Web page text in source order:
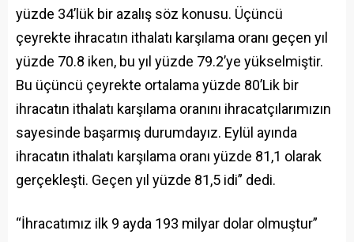
yüzde 34’lük bir azalış söz konusu. Üçüncü
çeyrekte ihracatın ithalatı karşılama oranı geçen yıl
yüzde 70.8 iken, bu yıl yüzde 79.2’ye yükselmiştir.
Bu üçüncü çeyrekte ortalama yüzde 80’Lik bir
ihracatın ithalatı karşılama oranını ihracatçılarımızın
sayesinde başarmış durumdayız. Eylül ayında
ihracatın ithalatı karşılama oranı yüzde 81,1 olarak
gerçekleşti. Geçen yıl yüzde 81,5 idi” dedi.
“İhracatımız ilk 9 ayda 193 milyar dolar olmuştur”